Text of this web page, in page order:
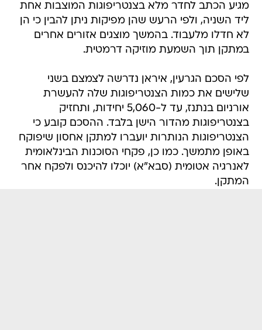
מגיע הכתב לחדר מלא בצנטריפוגות המוצבות אחת
ליד השניה, ולפי הרעש שהן מפיקות ניתן להבין כי הן
לא חדלו מלעבוד. בהמשך מוצגים אזורים אחרים
במתקן תוך השמעת מוזיקה דרמטית.
לפי הסכם הגרעין, איראן נדרשה לצמצם בשני
שלישים את כמות הצנטריפוגות שלה להעשרת
אורניום בנתנז, עד ל-5,060 יחידות, ותחזיק
בצנטריפוגות מהדור הישן בלבד. ההסכם קובע כי
הצנטריפוגות הנותרות יועברו למתקן אחסון שיפוקח
באופן מתמשך. כמו כן, פקחי הסוכנות הבינלאומית
לאנרגיה אטומית (סבא"א) יוכלו להיכנס ולפקח אחר
המתקן.